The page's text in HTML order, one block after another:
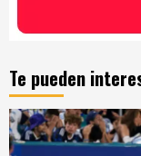
Te pueden